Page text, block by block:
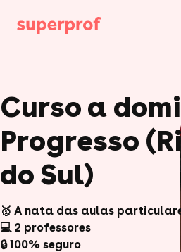
Curso a
Progresso
do Sul)
🥇 A nata das aulas
💻 2 professores
🔒 100% seguro